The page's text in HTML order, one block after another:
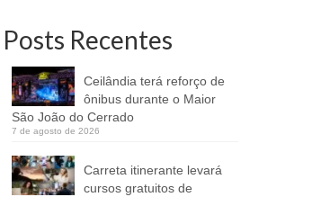
Posts Recentes
Ceilândia terá reforço de
ônibus durante o Maior
São João do Cerrado
7 de agosto de 2026
Carreta itinerante levará
cursos gratuitos de